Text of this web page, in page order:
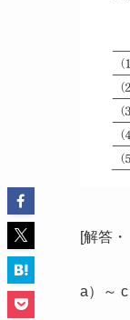
[解答
a）～